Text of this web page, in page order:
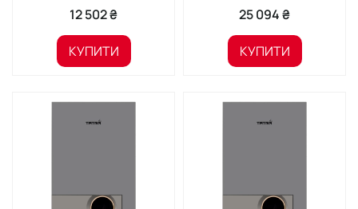
12 502 ₴
КУПИТИ
25 094 ₴
КУПИТИ